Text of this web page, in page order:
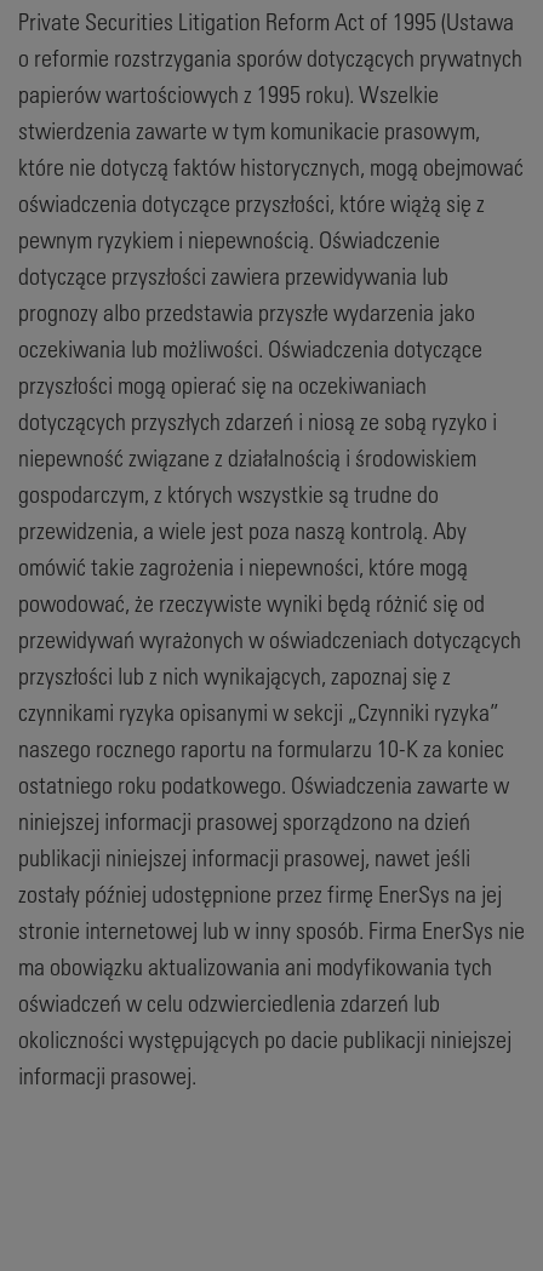
Private Securities Litigation Reform Act of 1995 (Ustawa
o reformie rozstrzygania sporów dotyczących prywatnych
papierów wartościowych z 1995 roku). Wszelkie
stwierdzenia zawarte w tym komunikacie prasowym,
które nie dotyczą faktów historycznych, mogą obejmować
oświadczenia dotyczące przyszłości, które wiążą się z
pewnym ryzykiem i niepewnością. Oświadczenie
dotyczące przyszłości zawiera przewidywania lub
prognozy albo przedstawia przyszłe wydarzenia jako
oczekiwania lub możliwości. Oświadczenia dotyczące
przyszłości mogą opierać się na oczekiwaniach
dotyczących przyszłych zdarzeń i niosą ze sobą ryzyko i
niepewność związane z działalnością i środowiskiem
gospodarczym, z których wszystkie są trudne do
przewidzenia, a wiele jest poza naszą kontrolą. Aby
omówić takie zagrożenia i niepewności, które mogą
powodować, że rzeczywiste wyniki będą różnić się od
przewidywań wyrażonych w oświadczeniach dotyczących
przyszłości lub z nich wynikających, zapoznaj się z
czynnikami ryzyka opisanymi w sekcji „Czynniki ryzyka”
naszego rocznego raportu na formularzu 10-K za koniec
ostatniego roku podatkowego. Oświadczenia zawarte w
niniejszej informacji prasowej sporządzono na dzień
publikacji niniejszej informacji prasowej, nawet jeśli
zostały później udostępnione przez firmę EnerSys na jej
stronie internetowej lub w inny sposób. Firma EnerSys nie
ma obowiązku aktualizowania ani modyfikowania tych
oświadczeń w celu odzwierciedlenia zdarzeń lub
okoliczności występujących po dacie publikacji niniejszej
informacji prasowej.